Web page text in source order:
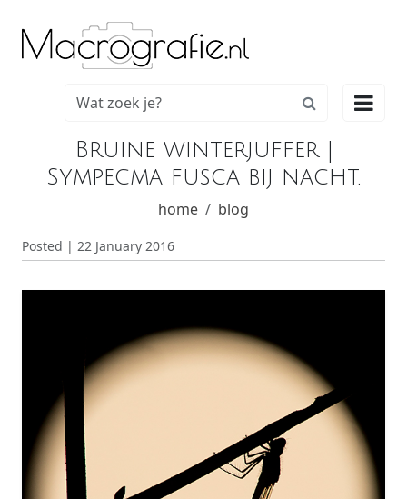

Bruine winterjuffer |
Sympecma fusca bij nacht.
home blog
Posted | 22 January 2016